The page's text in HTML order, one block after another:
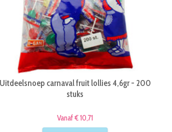
Uitdeelsnoep carnaval fruit lollies 4,6gr - 200
stuks
Vanaf € 10,71